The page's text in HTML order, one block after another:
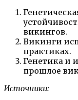
викингов.
Викинги
практиках.
Генетика и
прошлое
Источники: